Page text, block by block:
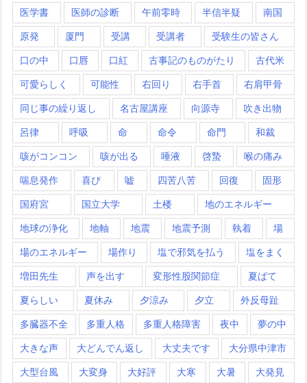
医学書 医師の診断 午前零時 半信半疑 南国
原発 厦門 受講 受講者 受験生の皆さん
口の中 口唇 口紅 古事記のものがたり 古代米
可愛らしく 可能性 右回り 右手首 右肩甲骨
同じ事の繰り返し 名古屋講座 向源寺 吹き出物
呂律 呼吸 命 命令 命門 和裁
咳がコンコン 咳が出る 唾液 啓蟄 喉の痛み
喘息発作 喜び 嘘 四苦八苦 回復 固形
国府宮 国立大学 土楼 地のエネルギー
地球の浄化 地軸 地震 地震予測 執着 場
場のエネルギー 場作り 塩で邪気を払う 塩をまく
増田先生 声を出す 変形性股関節症 夏ばて
夏らしい 夏休み 夕涼み 夕立 外反母趾
多臓器不全 多重人格 多重人格障害 夜中 夢の中
大きな声 大どんでん返し 大丈夫です 大分県中津市
大型台風 大変身 大好評 大寒 大暑 大発見